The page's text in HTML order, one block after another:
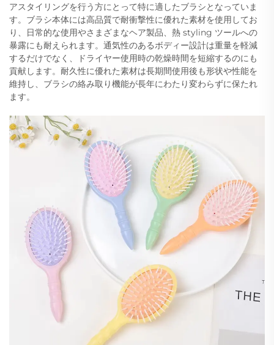
アスタイリングを行う方にとって特に適したブラシとなっていま
す。ブラシ本体には高品質で耐衝撃性に優れた素材を使用してお
り、日常的な使用やさまざまなヘア製品、熱 styling ツールへの
暴露にも耐えられます。通気性のあるボディー設計は重量を軽減
するだけでなく、ドライヤー使用時の乾燥時間を短縮するのにも
貢献します。耐久性に優れた素材は長期間使用後も形状や性能を
維持し、ブラシの絡み取り機能が長年にわたり変わらずに保たれ
ます。